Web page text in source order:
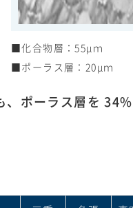
化合物層：55μｍ
ポーラス層：20μｍ
、ポーラス層を